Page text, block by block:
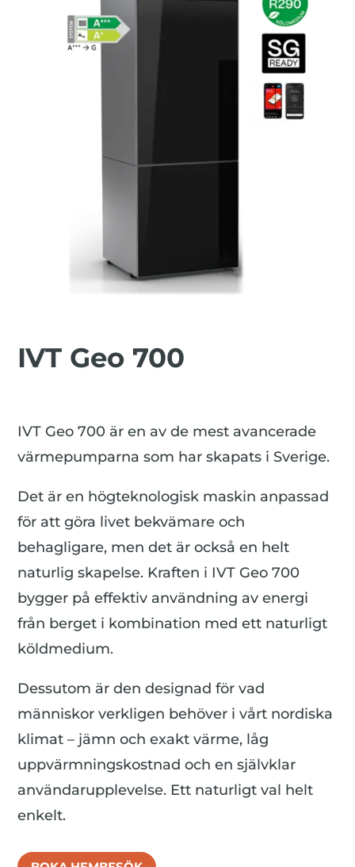
IVT Geo 700
IVT Geo 700 är en av de mest avancerade
värmepumparna som har skapats i Sverige.
Det är en högteknologisk maskin anpassad
för att göra livet bekvämare och
behagligare, men det är också en helt
naturlig skapelse. Kraften i IVT Geo 700
bygger på effektiv användning av energi
från berget i kombination med ett naturligt
köldmedium.
Dessutom är den designad för vad
människor verkligen behöver i vårt nordiska
klimat – jämn och exakt värme, låg
uppvärmningskostnad och en självklar
användarupplevelse. Ett naturligt val helt
enkelt.